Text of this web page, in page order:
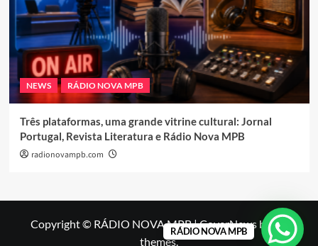
NEWS RÁDIO NOVA MPB
Três plataformas, uma grande vitrine cultural: Jornal
Portugal, Revista Literatura e Rádio Nova MPB
radionovampb.com
Copyright © RÁDIO NOVA MPB|CoverNews by AF
themes.
RÁDIO NOVA MPB